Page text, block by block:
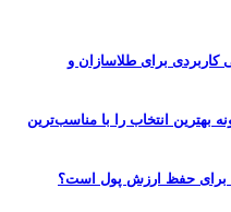
کاربردی برای طلاسازان و
انتخاب را با مناسب‌ترین
برای حفظ ارزش پول است؟